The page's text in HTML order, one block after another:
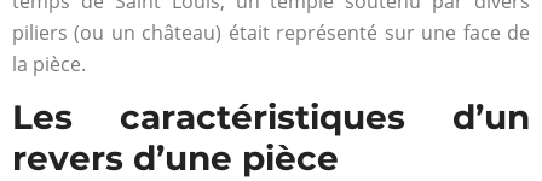
piliers (ou un château) était représenté sur une face de
la pièce.
Les caractéristiques d’un
revers d’une pièce